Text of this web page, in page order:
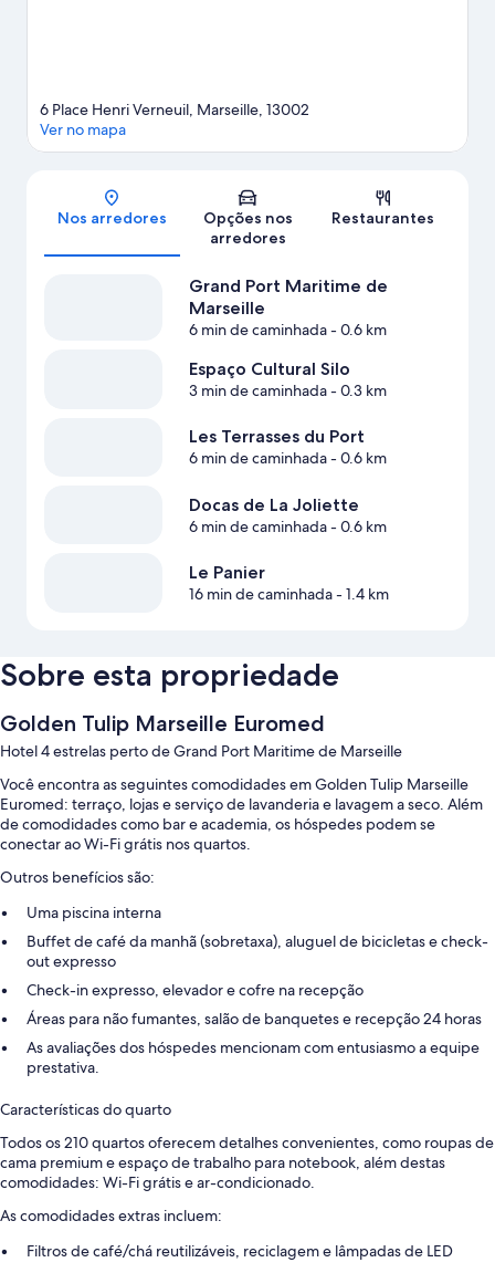
Mapa
6 Place Henri Verneuil, Marseille, 13002
Ver no mapa
Nos arredores
Opções nos
arredores
Restaurantes
Grand Port Maritime de
Marseille
6 min de caminhada- 0.6 km
Espaço Cultural Silo
3 min de caminhada- 0.3 km
Les Terrasses du Port
6 min de caminhada- 0.6 km
Docas de La Joliette
6 min de caminhada- 0.6 km
Le Panier
16 min de caminhada- 1.4 km
Sobre esta propriedade
Golden Tulip Marseille Euromed
Hotel 4 estrelas perto de Grand Port Maritime de Marseille
Você encontra as seguintes comodidades em Golden Tulip Marseille
Euromed: terraço, lojas e serviço de lavanderia e lavagem a seco. Além
de comodidades como bar e academia, os hóspedes podem se
conectar ao Wi-Fi grátis nos quartos.
Outros benefícios são:
Uma piscina interna
Buffet de café da manhã (sobretaxa), aluguel de bicicletas e check-
out expresso
Check-in expresso, elevador e cofre na recepção
Áreas para não fumantes, salão de banquetes e recepção 24 horas
As avaliações dos hóspedes mencionam com entusiasmo a equipe
prestativa.
Características do quarto
Todos os 210 quartos oferecem detalhes convenientes, como roupas de
cama premium e espaço de trabalho para notebook, além destas
comodidades: Wi-Fi grátis e ar-condicionado.
As comodidades extras incluem:
Filtros de café/chá reutilizáveis, reciclagem e lâmpadas de LED